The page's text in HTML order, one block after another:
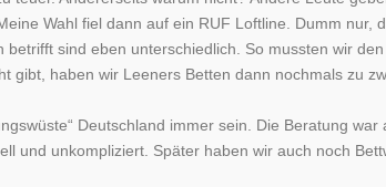
Wahl fiel dann auf ein RUF Loftline. Dumm nur,
sind eben unterschiedlich. So mussten wir
haben wir Leeners Betten dann nochmals zu
Deutschland immer sein. Die Beratung war
und unkompliziert. Später haben wir auch noch